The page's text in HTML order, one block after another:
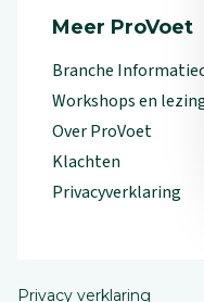
Meer ProVoet
Branche
Workshops en
Over ProVoet
Klachten
Privacyverklaring
Privacy verklaring